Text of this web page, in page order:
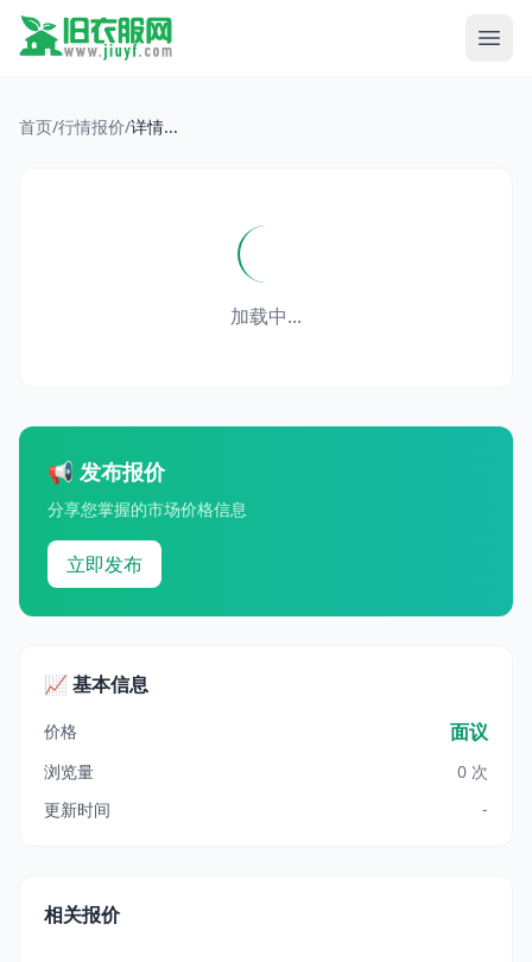
首页/行情报价/详情...
加载中...
📢 发布报价
分享您掌握的市场价格信息
立即发布
📈 基本信息
价格 面议
浏览量
0 次
更新时间
-
相关报价